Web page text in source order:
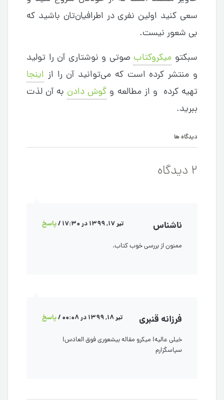
سعی کنید اولین نفری در اطرافیان‌تان باشید که
بی شعور نیست.
سبکتو میکروکتاب صوتی و نوشتاری آن را تولید
و منتشر کرده است که می‌توانید آن را از اینجا
تهیه کرده و از مطالعه و گوش دادن به آن لذت
ببرید.
دیدگاه ها
2 دیدگاه
ناشناس تیر 17, 1399 در 17:30 /پاسخ
ممنون از بررسی خوب کتاب.
فرزانه قنبری تیر 18, 1399 در 00:08 /پاسخ
خیلی عالیه! میکرو مقاله بیشعوری فوق العادس!
سپاسگزارم